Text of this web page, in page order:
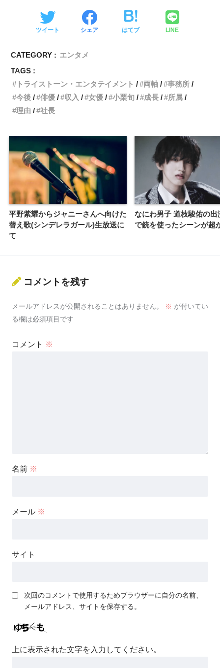
ツイート シェア はてブ LINE
CATEGORY : エンタメ
TAGS :
トライストーン・エンタテイメント
両軸
事務所
今後
俳優 収入 女優 小栗旬 成長
所属
理由
社長
平野紫耀からジャニーさんへ向けた
替え歌(シンデレラガール)生放送に
て
なにわ男子 道枝駿佑の出
で銃を使ったシーンが超
コメントを残す
メールアドレスが公開されることはありません。 ※ が付いてい
る欄は必須項目です
コメント ※
名前 ※
メール ※
サイト
次回のコメントで使用するためブラウザーに自分の名前、
メールアドレス、サイトを保存する。
上に表示された文字を入力してください。